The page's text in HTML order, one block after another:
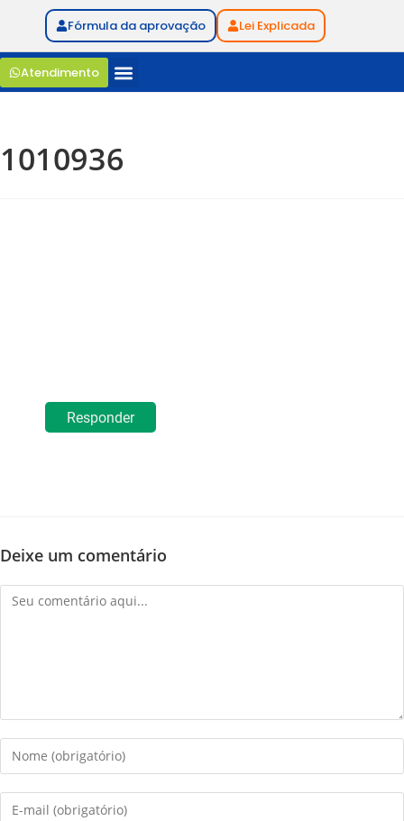
Fórmula da aprovação Lei Explicada
Atendimento
1010936
Responder
Deixe um comentário